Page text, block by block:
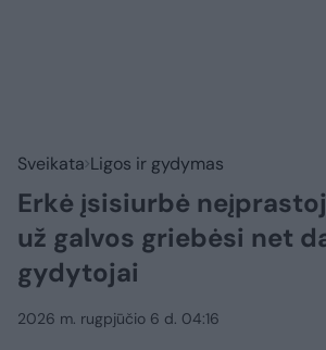
Sveikata Ligos ir gydymas
Erkė įsisiurbė
už galvos griebėsi net
gydytojai
2026 m. rugpjūčio 6 d. 04:16